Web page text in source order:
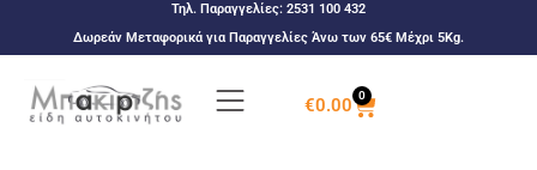
Τηλ. Παραγγελίες: 2531 100 432
Δωρεάν Μεταφορικά για Παραγγελίες Άνω των 65€ Μέχρι 5Kg.
€0.00 0